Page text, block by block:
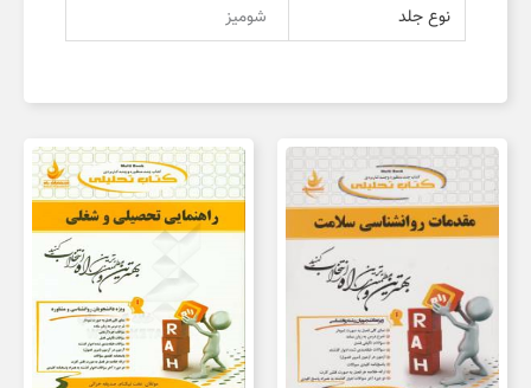
نوع جلد
شومیز